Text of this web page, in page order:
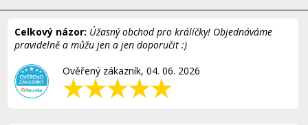
Celkový názor: Úžasný obchod pro králíčky! Objednáváme
pravidelně a můžu jen a jen doporučit :)
Ověřený zákazník, 04. 06. 2026